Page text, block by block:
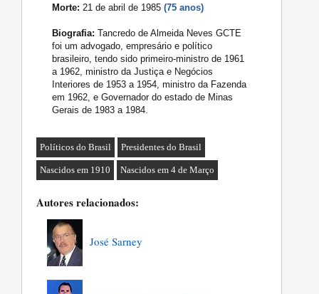
Morte: 21 de abril de 1985(75 anos)
Biografia: Tancredo de Almeida Neves GCTE
foi um advogado, empresário e político
brasileiro, tendo sido primeiro-ministro de 1961
a 1962, ministro da Justiça e Negócios
Interiores de 1953 a 1954, ministro da Fazenda
em 1962, e Governador do estado de Minas
Gerais de 1983 a 1984.
Políticos do Brasil Presidentes do Brasil
Nascidos em 1910 Nascidos em 4 de Março
Autores relacionados:
José Sarney